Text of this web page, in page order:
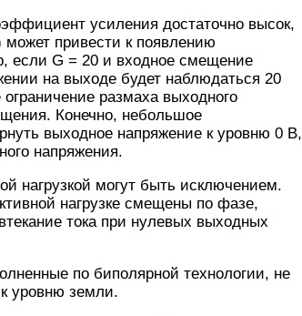
усиления достаточно высок,
привести к появлению
если G = 20 и входное смещение
на выходе будет наблюдаться 20
размаха выходного
Конечно, небольшое
выходное напряжение к уровню 0 В,
напряжения.
нагрузкой могут быть исключением.
нагрузке смещены по фазе,
тока при нулевых выходных
по биполярной технологии, не
уровню земли.